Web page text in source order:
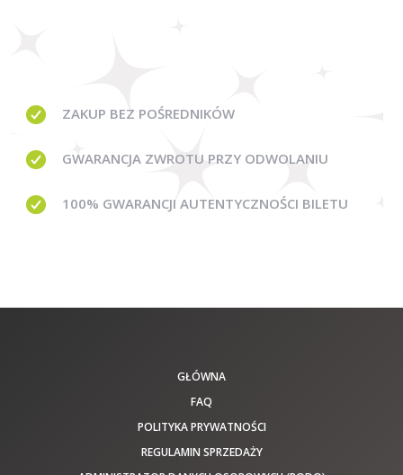
ZAKUP BEZ POŚREDNIKÓW
GWARANCJA ZWROTU PRZY ODWOLANIU
100% GWARANCJI AUTENTYCZNOŚCI BILETU
GŁÓWNA
FAQ
POLITYKA PRYWATNOŚCI
REGULAMIN SPRZEDAŻY